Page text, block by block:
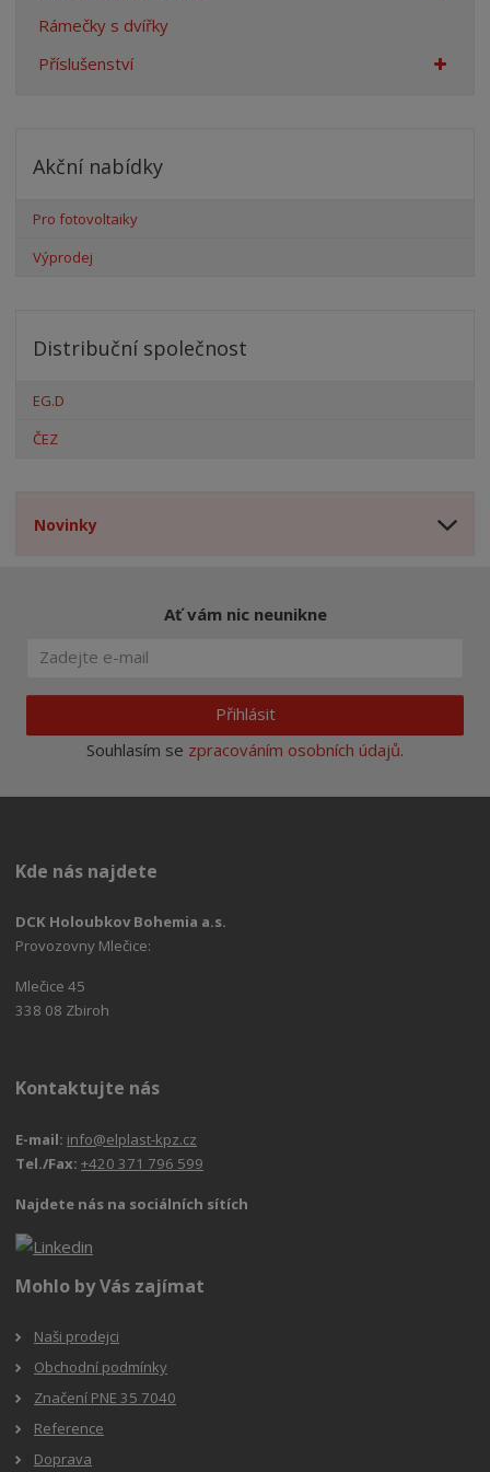
Rámečky s dvířky
Příslušenství
Akční nabídky
Pro fotovoltaiky
Výprodej
Distribuční společnost
EG.D
ČEZ
Novinky
Ať vám nic neunikne
Přihlásit
Souhlasím se zpracováním osobních údajů.
Kde nás najdete
DCK Holoubkov Bohemia a.s.
Provozovny Mlečice:
Mlečice 45
338 08 Zbiroh
Kontaktujte nás
E-mail: info@elplast-kpz.cz
Tel./Fax:+420 371 796 599
Najdete nás na sociálních sítích
Mohlo by Vás zajímat
Naši prodejci
Obchodní podmínky
Značení PNE 35 7040
Reference
Doprava